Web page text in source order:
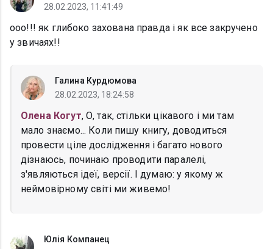
28.02.2023, 11:41:49
ооо!!! як глибоко захована правда і як все закручено
у звичаях!!
Галина Курдюмова
28.02.2023, 18:24:58
Олена Когут, О, так, стільки цікавого і ми там
мало знаємо... Коли пишу книгу, доводиться
провести ціле дослідження і багато нового
дізнаюсь, починаю проводити паралелі,
з'являються ідеї, версії. І думаю: у якому ж
неймовірному світі ми живемо!
Юлія Компанец